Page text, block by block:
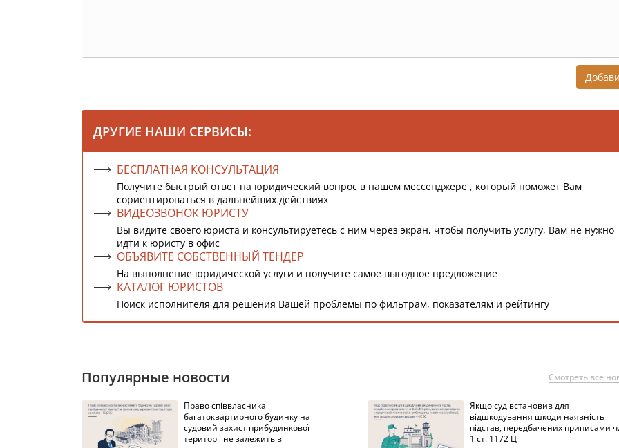
ДРУГИЕ НАШИ СЕРВИСЫ:
БЕСПЛАТНАЯ КОНСУЛЬТАЦИЯ
Получите быстрый ответ на юридический вопрос в нашем мессенджере , который поможет Вам
сориентироваться в дальнейших действиях
ВИДЕОЗВОНОК ЮРИСТУ
Вы видите своего юриста и консультируетесь с ним через экран, чтобы получить услугу, Вам не нужно
идти к юристу в офис
ОБЪЯВИТЕ СОБСТВЕННЫЙ ТЕНДЕР
На выполнение юридической услуги и получите самое выгодное предложение
КАТАЛОГ ЮРИСТОВ
Поиск исполнителя для решения Вашей проблемы по фильтрам, показателям и рейтингу
Популярные новости Смотреть все
Право співвласника
багатоквартирного будинку на
судовий захист прибудинкової
території не залежить в
Якщо суд встановив для
відшкодування шкоди наявність
підстав, передбачених приписами ч.
1 ст. 1172 Ц